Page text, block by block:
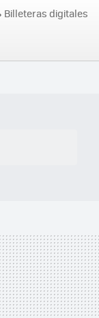
Billeteras digitales